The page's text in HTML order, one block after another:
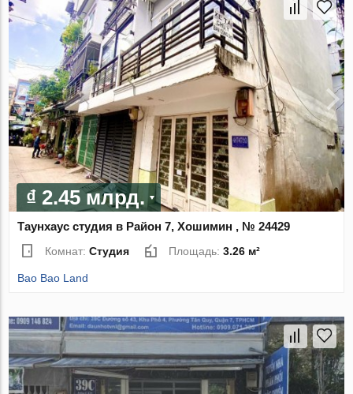
₫ 2.45 млрд.
Таунхаус студия в Район 7, Хошимин , № 24429
Комнат:Студия Площадь:3.26 м²
Bao Bao Land